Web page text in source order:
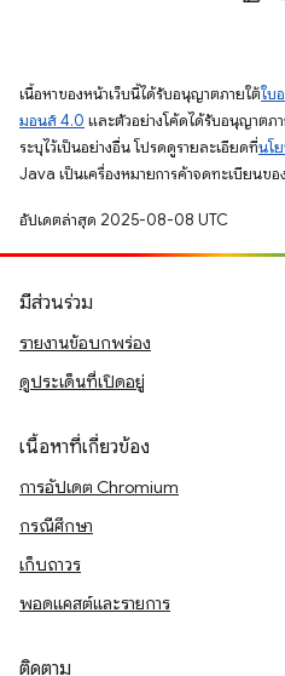
เนื้อหาของหน้าเว็บนี้ได้รับอนุญาตภายใต้ใบ
มอนส์ 4.0 และตัวอย่างโค้ดได้รับอนุญาตภ
ระบุไว้เป็นอย่างอื่น โปรดดูรายละเอียดที่นโ
Java เป็นเครื่องหมายการค้าจดทะเบียนข
อัปเดตล่าสุด 2025-08-08 UTC
มีส่วนร่วม
รายงานข้อบกพร่อง
ดูประเด็นที่เปิดอยู่
เนื้อหาที่เกี่ยวข้อง
การอัปเดต Chromium
กรณีศึกษา
เก็บถาวร
พอดแคสต์และรายการ
ติดตาม